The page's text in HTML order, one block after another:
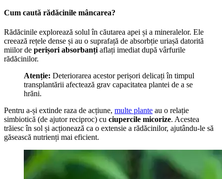
Cum caută rădăcinile mâncarea?
Rădăcinile explorează solul în căutarea apei și a mineralelor. Ele
creează rețele dense și au o suprafață de absorbție uriașă datorită
miilor de perișori absorbanți aflați imediat după vârfurile
rădăcinilor.
Atenție: Deteriorarea acestor perișori delicați în timpul
transplantării afectează grav capacitatea plantei de a se
hrăni.
Pentru a-și extinde raza de acțiune, multe plante au o relație
simbiotică (de ajutor reciproc) cu ciupercile micorize. Acestea
trăiesc în sol și acționează ca o extensie a rădăcinilor, ajutându-le să
găsească nutrienți mai eficient.